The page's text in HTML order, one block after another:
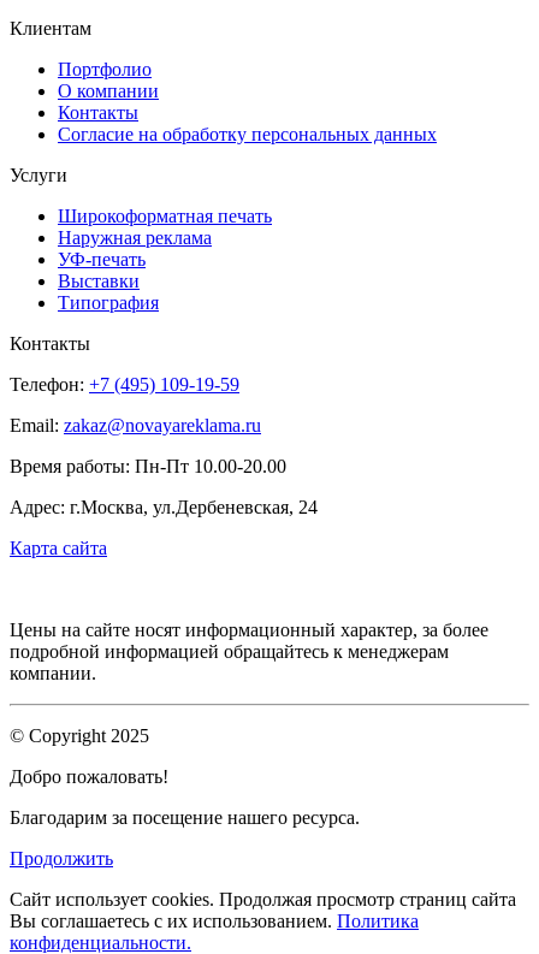
Клиентам
Портфолио
О компании
Контакты
Согласие на обработку персональных данных
Услуги
Широкоформатная печать
Наружная реклама
УФ-печать
Выставки
Типография
Контакты
Телефон: +7 (495) 109-19-59
Email: zakaz@novayareklama.ru
Время работы: Пн-Пт 10.00-20.00
Адрес: г.Москва, ул.Дербеневская, 24
Карта сайта
Цены на сайте носят информационный характер, за более
подробной информацией обращайтесь к менеджерам
компании.
© Copyright 2025
Добро пожаловать!
Благодарим за посещение нашего ресурса.
Продолжить
Сайт использует cookies. Продолжая просмотр страниц сайта
Вы соглашаетесь с их использованием. Политика
конфиденциальности.